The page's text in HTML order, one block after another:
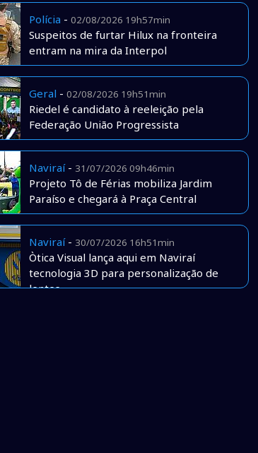
Polícia - 02/08/2026 19h57min
Suspeitos de furtar Hilux na fronteira
entram na mira da Interpol
Geral - 02/08/2026 19h51min
Riedel é candidato à reeleição pela
Federação União Progressista
Naviraí- 31/07/2026 09h46min
Projeto Tô de Férias mobiliza Jardim
Paraíso e chegará à Praça Central
Naviraí- 30/07/2026 16h51min
Òtica Visual lança aqui em Naviraí
tecnologia 3D para personalização de
lentes